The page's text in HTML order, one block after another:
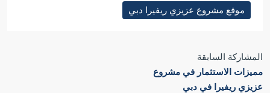
موقع مشروع عزيزي ريفيرا دبي
المشاركة السابقة
مميزات الاستثمار في مشروع
عزيزي ريفيرا في دبي